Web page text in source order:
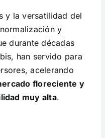
y la versatilidad del
y
durante décadas
han servido para
acelerando
floreciente y
muy alta.